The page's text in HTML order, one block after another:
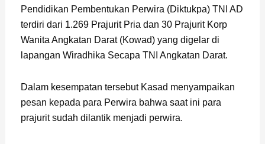
Pendidikan Pembentukan Perwira (Diktukpa) TNI AD
terdiri dari 1.269 Prajurit Pria dan 30 Prajurit Korp
Wanita Angkatan Darat (Kowad) yang digelar di
lapangan Wiradhika Secapa TNI Angkatan Darat.
Dalam kesempatan tersebut Kasad menyampaikan
pesan kepada para Perwira bahwa saat ini para
prajurit sudah dilantik menjadi perwira.